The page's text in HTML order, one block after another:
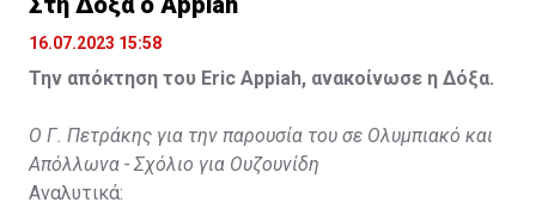
16.07.2023 15:58
Την απόκτηση του Eric Appiah, ανακοίνωσε η Δόξα.
Ο Γ. Πετράκης για την παρουσία του σε Ολυμπιακό και
Απόλλωνα - Σχόλιο για Ουζουνίδη
Αναλυτικά: